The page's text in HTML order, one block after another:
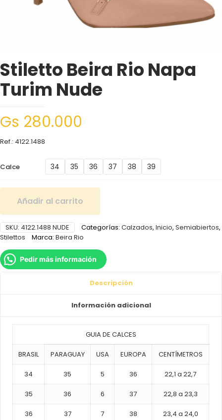
Stiletto Beira Rio Napa
Turim Nude
Gs 280.000
Ref.: 4122.1488
Calce 34 35 36 37 38 39
Añadir al carrito
SKU: 4122.1488 NUDE Categorías: Calzados, Inicio, Semiabiertos,
Stilettos
Marca: Beira Rio
Pedir más información
Descripción
Información adicional
GUIA DE CALCES
BRASIL PARAGUAY USA EUROPA CENTÍMETROS
34 35 5 36 22,1 a 22,7
35 36 6 37 22,8 a 23,3
36 37 7 38 23,4 a 24,0